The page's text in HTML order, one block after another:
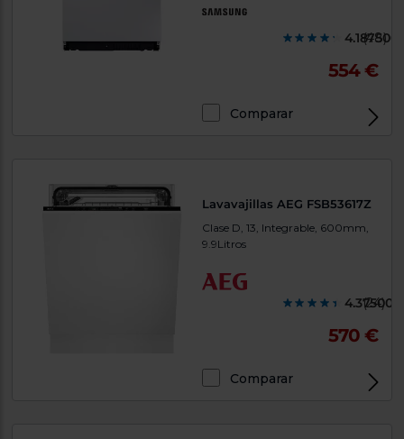
(48)
554 €
Comparar
Lavavajillas AEG FSB53617Z
Clase D, 13, Integrable, 600mm,
9.9Litros
(24)
570 €
Comparar